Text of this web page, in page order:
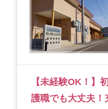
【未経験OK！】
護職でも大丈夫！